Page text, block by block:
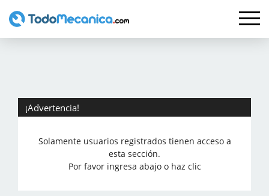
¡Advertencia!
Solamente usuarios registrados tienen acceso a
esta sección.
Por favor ingresa abajo o haz clic